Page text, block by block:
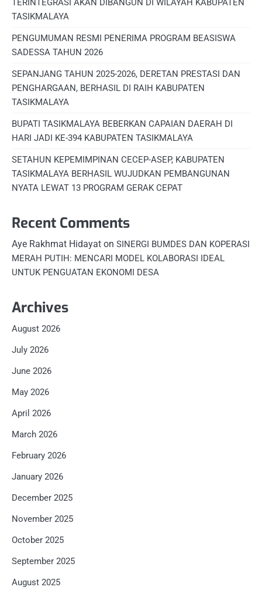
TERINTEGRASI AKAN DIBANGUN DI WILAYAH KABUPATEN
TASIKMALAYA
PENGUMUMAN RESMI PENERIMA PROGRAM BEASISWA
SADESSA TAHUN 2026
SEPANJANG TAHUN 2025-2026, DERETAN PRESTASI DAN
PENGHARGAAN, BERHASIL DI RAIH KABUPATEN
TASIKMALAYA
BUPATI TASIKMALAYA BEBERKAN CAPAIAN DAERAH DI
HARI JADI KE-394 KABUPATEN TASIKMALAYA
SETAHUN KEPEMIMPINAN CECEP-ASEP, KABUPATEN
TASIKMALAYA BERHASIL WUJUDKAN PEMBANGUNAN
NYATA LEWAT 13 PROGRAM GERAK CEPAT
Recent Comments
Aye Rakhmat Hidayat on SINERGI BUMDES DAN KOPERASI
MERAH PUTIH: MENCARI MODEL KOLABORASI IDEAL
UNTUK PENGUATAN EKONOMI DESA
Archives
August 2026
July 2026
June 2026
May 2026
April 2026
March 2026
February 2026
January 2026
December 2025
November 2025
October 2025
September 2025
August 2025